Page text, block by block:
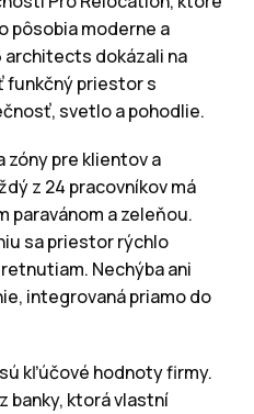
pôsobia moderne a
dokázali na
funkčný priestor s
svetlo a pohodlie.
zóny pre klientov a
z 24 pracovníkov má
paravánom a zeleňou.
sa priestor rýchlo
Nechýba ani
integrovaná priamo do
kľúčové hodnoty firmy.
banky, ktorá vlastní